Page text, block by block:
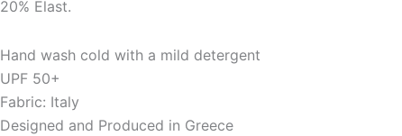
20% Elast.
Hand wash cold with a mild detergent
UPF 50+
Fabric: Italy
Designed and Produced in Greece